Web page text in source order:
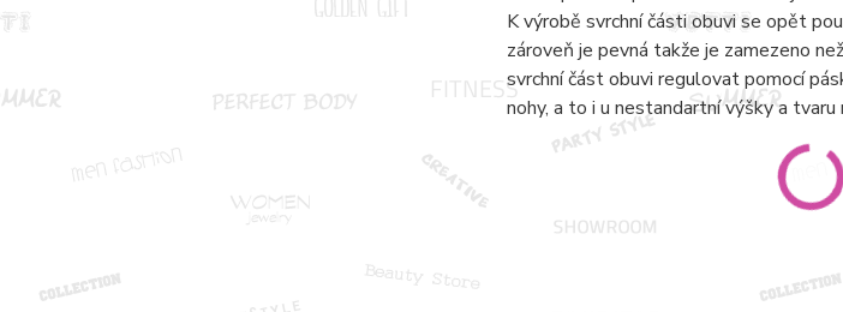
K výrobě svrchní části obuvi se opět
zároveň je pevná takže je zamezeno
svrchní část obuvi regulovat pomocí
nohy, a to i u nestandartní výšky a